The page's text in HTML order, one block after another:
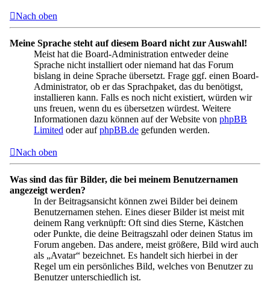
Nach oben
Meine Sprache steht auf diesem Board nicht zur Auswahl!
Meist hat die Board-Administration entweder deine
Sprache nicht installiert oder niemand hat das Forum
bislang in deine Sprache übersetzt. Frage ggf. einen Board-
Administrator, ob er das Sprachpaket, das du benötigst,
installieren kann. Falls es noch nicht existiert, würden wir
uns freuen, wenn du es übersetzen würdest. Weitere
Informationen dazu können auf der Website von phpBB
Limited oder aufphpBB.de gefunden werden.
Nach oben
Was sind das für Bilder, die bei meinem Benutzernamen
angezeigt werden?
In der Beitragsansicht können zwei Bilder bei deinem
Benutzernamen stehen. Eines dieser Bilder ist meist mit
deinem Rang verknüpft: Oft sind dies Sterne, Kästchen
oder Punkte, die deine Beitragszahl oder deinen Status im
Forum angeben. Das andere, meist größere, Bild wird auch
als „Avatar“ bezeichnet. Es handelt sich hierbei in der
Regel um ein persönliches Bild, welches von Benutzer zu
Benutzer unterschiedlich ist.